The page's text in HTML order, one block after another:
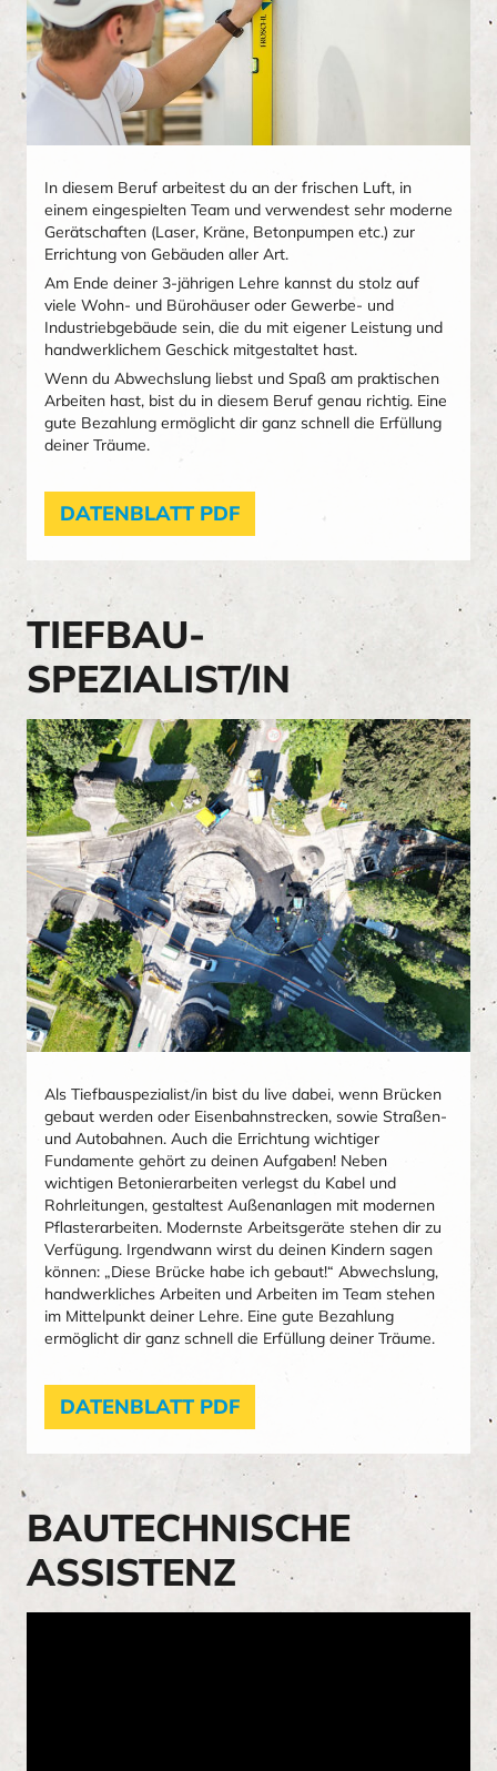
In diesem Beruf arbeitest du an der frischen Luft, in
einem eingespielten Team und verwendest sehr moderne
Gerätschaften (Laser, Kräne, Betonpumpen etc.) zur
Errichtung von Gebäuden aller Art.
Am Ende deiner 3-jährigen Lehre kannst du stolz auf
viele Wohn- und Bürohäuser oder Gewerbe- und
Industriebgebäude sein, die du mit eigener Leistung und
handwerklichem Geschick mitgestaltet hast.
Wenn du Abwechslung liebst und Spaß am praktischen
Arbeiten hast, bist du in diesem Beruf genau richtig. Eine
gute Bezahlung ermöglicht dir ganz schnell die Erfüllung
deiner Träume.
DATENBLATT PDF
TIEFBAU-
SPEZIALIST/IN
Als Tiefbauspezialist/in bist du live dabei, wenn Brücken
gebaut werden oder Eisenbahnstrecken, sowie Straßen-
und Autobahnen. Auch die Errichtung wichtiger
Fundamente gehört zu deinen Aufgaben! Neben
wichtigen Betonierarbeiten verlegst du Kabel und
Rohrleitungen, gestaltest Außenanlagen mit modernen
Pflasterarbeiten. Modernste Arbeitsgeräte stehen dir zu
Verfügung. Irgendwann wirst du deinen Kindern sagen
können: „Diese Brücke habe ich gebaut!“ Abwechslung,
handwerkliches Arbeiten und Arbeiten im Team stehen
im Mittelpunkt deiner Lehre. Eine gute Bezahlung
ermöglicht dir ganz schnell die Erfüllung deiner Träume.
DATENBLATT PDF
BAUTECHNISCHE
ASSISTENZ